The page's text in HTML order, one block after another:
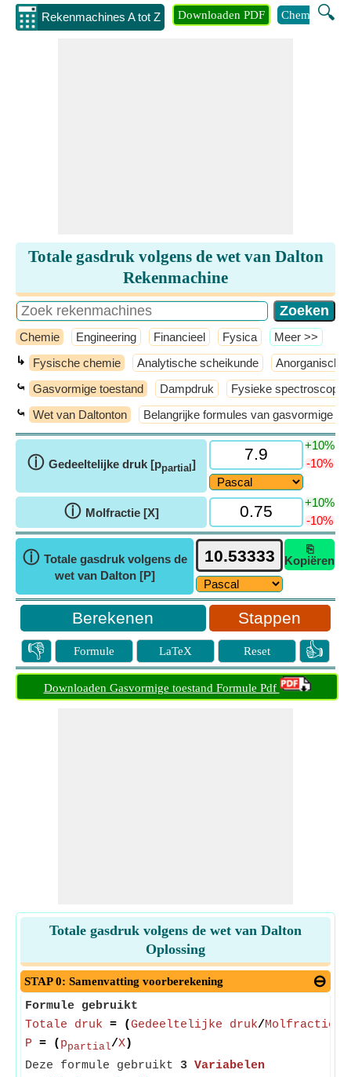
Rekenmachines A tot Z 🔍
Downloaden PDF Chemie
Totale gasdruk volgens de wet van Dalton
Rekenmachine
Chemie Engineering Financieel Fysica ​Meer >>
↳ Fysische chemie Analytische scheikunde Anorganische
⤿ Gasvormige toestand Dampdruk Fysieke spectroscopie
⤿ Wet van Daltonton Belangrijke formules van gasvormige
ⓘ Gedeeltelijke druk [ppartial ]
+10%
-10%
ⓘ Molfractie [Χ]
+10%
-10%
ⓘ Totale gasdruk volgens de
wet van Dalton [P]
⎘
Kopiëren
Stappen
👎 Formule LaTeX Reset 👍
Downloaden Gasvormige toestand Formule Pdf
Totale gasdruk volgens de wet van Dalton
Oplossing
STAP 0: Samenvatting voorberekening
Formule gebruikt
Totale druk = (Gedeeltelijke druk/Molfractie
P = ( ppartial/Χ)
Deze formule gebruikt 3 Variabelen